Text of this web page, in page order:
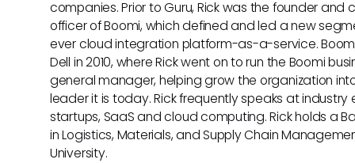
companies. Prior to Guru, Rick was the founder and
officer of Boomi, which defined and led a new
ever cloud integration platform-as-a-service.
Dell in 2010, where Rick went on to run the Boomi
general manager, helping grow the organization
leader it is today. Rick frequently speaks at
startups, SaaS and cloud computing. Rick holds a
in Logistics, Materials, and Supply Chain
University.